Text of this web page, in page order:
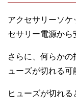
アクセサリーソケ
セサリー電源から
さらに、何らか
ューズが切れる可
ヒューズが切れる